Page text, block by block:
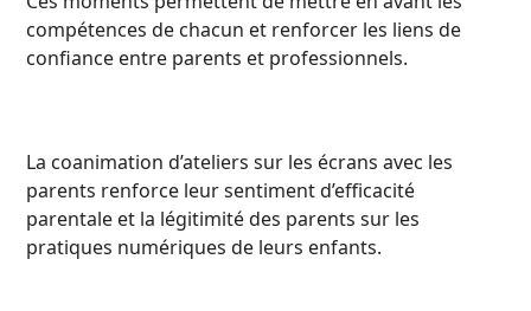
compétences de chacun et renforcer les liens de
confiance entre parents et professionnels.
La coanimation d’ateliers sur les écrans avec les
parents renforce leur sentiment d’efficacité
parentale et la légitimité des parents sur les
pratiques numériques de leurs enfants.